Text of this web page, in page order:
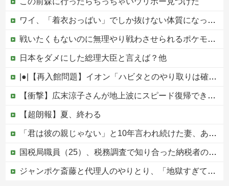
ワイ、「着衣おっばい」でしか抜けない体質になってしまうｗｗｗｗｗ
戦いたくもないのに無理やり戦わさせられるポケモンが可哀想
日本をダメにした総理大臣と言えば？他
|●|【再入館問題】イオン「ハビタとのやり取りは確認できず」も、抑止や社内ルール運用が徹底できなかった可能性を認める
【衝撃】広末涼子さんが地上波にスピード復帰できる理由←コレ、誰にも分からない模様w w w w w w w w
【超朗報】夏、終わる
「君は彼の親じゃない」と10年言われ続けた妻、ある日から薬の管理も着替えの声かけもやめた
国税局職員（25）、税務調査で知り合った納税者の自宅に出入りしお小遣い1億5000万円頂戴するwww
ジャンポケ斎藤と代理人のやりとり、「地獄すぎて完全にコントになってる……」と衝撃を受ける人が続出中